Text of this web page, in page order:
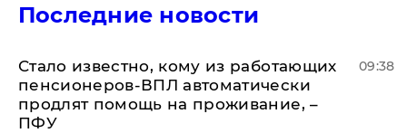
Последние новости
Стало известно, кому из работающих
пенсионеров-ВПЛ автоматически
продлят помощь на проживание, –
ПФУ
09:38